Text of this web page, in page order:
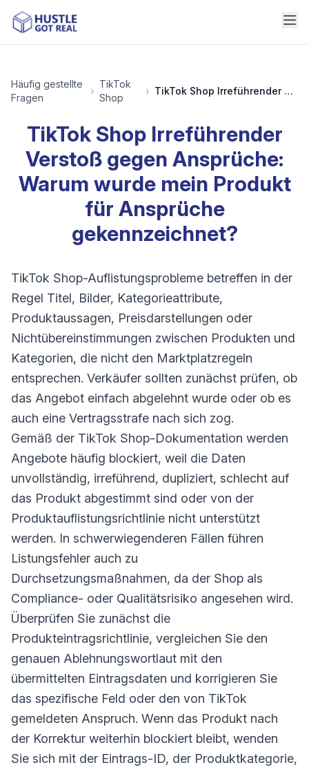
Häufig gestellte
Fragen
›
TikTok
Shop
› TikTok Shop Irreführender Verstoß gegen Ansprüche: Warum wurde mein Produkt für Ansprüche gekennzeichnet?
TikTok Shop Irreführender
Verstoß gegen Ansprüche:
Warum wurde mein Produkt
für Ansprüche
gekennzeichnet?
TikTok Shop-Auflistungsprobleme betreffen in der
Regel Titel, Bilder, Kategorieattribute,
Produktaussagen, Preisdarstellungen oder
Nichtübereinstimmungen zwischen Produkten und
Kategorien, die nicht den Marktplatzregeln
entsprechen. Verkäufer sollten zunächst prüfen, ob
das Angebot einfach abgelehnt wurde oder ob es
auch eine Vertragsstrafe nach sich zog.
Gemäß der TikTok Shop-Dokumentation werden
Angebote häufig blockiert, weil die Daten
unvollständig, irreführend, dupliziert, schlecht auf
das Produkt abgestimmt sind oder von der
Produktauflistungsrichtlinie nicht unterstützt
werden. In schwerwiegenderen Fällen führen
Listungsfehler auch zu
Durchsetzungsmaßnahmen, da der Shop als
Compliance- oder Qualitätsrisiko angesehen wird.
Überprüfen Sie zunächst die
Produkteintragsrichtlinie, vergleichen Sie den
genauen Ablehnungswortlaut mit den
übermittelten Eintragsdaten und korrigieren Sie
das spezifische Feld oder den von TikTok
gemeldeten Anspruch. Wenn das Produkt nach
der Korrektur weiterhin blockiert bleibt, wenden
Sie sich mit der Eintrags-ID, der Produktkategorie,